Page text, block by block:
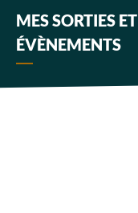
MES SORTIES ET
ÉVÈNEMENTS